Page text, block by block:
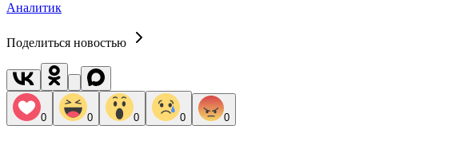
Аналитик
Поделиться новостью
0 0 0 0 0